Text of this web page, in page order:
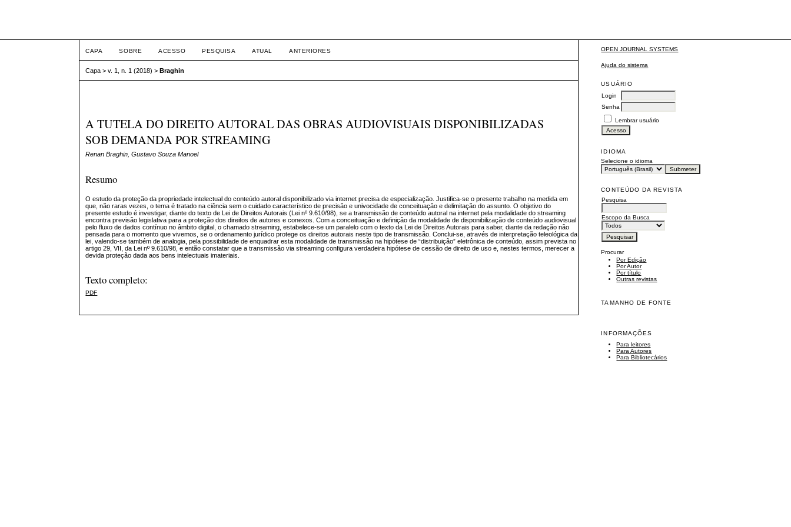
OPEN JOURNAL SYSTEMS
Ajuda do sistema
USUÁRIO
Login
Senha
Lembrar usuário
IDIOMA
Selecione o idioma
CONTEÚDO DA REVISTA
Pesquisa
Escopo da Busca
Procurar
Por Edição
Por Autor
Por título
Outras revistas
TAMANHO DE FONTE
INFORMAÇÕES
Para leitores
Para Autores
Para Bibliotecários
CAPA SOBRE ACESSO PESQUISA ATUAL ANTERIORES
Capa >v. 1, n. 1 (2018) >Braghin
A TUTELA DO DIREITO AUTORAL DAS OBRAS AUDIOVISUAIS DISPONIBILIZADAS
SOB DEMANDA POR STREAMING
Renan Braghin, Gustavo Souza Manoel
Resumo
O estudo da proteção da propriedade intelectual do conteúdo autoral disponibilizado via internet precisa de especialização. Justifica-se o presente trabalho na medida em
que, não raras vezes, o tema é tratado na ciência sem o cuidado característico de precisão e univocidade de conceituação e delimitação do assunto. O objetivo do
presente estudo é investigar, diante do texto de Lei de Direitos Autorais (Lei nº 9.610/98), se a transmissão de conteúdo autoral na internet pela modalidade do streaming
encontra previsão legislativa para a proteção dos direitos de autores e conexos. Com a conceituação e definição da modalidade de disponibilização de conteúdo audiovisual
pelo fluxo de dados contínuo no âmbito digital, o chamado streaming, estabelece-se um paralelo com o texto da Lei de Direitos Autorais para saber, diante da redação não
pensada para o momento que vivemos, se o ordenamento jurídico protege os direitos autorais neste tipo de transmissão. Conclui-se, através de interpretação teleológica da
lei, valendo-se também de analogia, pela possibilidade de enquadrar esta modalidade de transmissão na hipótese de “distribuição” eletrônica de conteúdo, assim prevista no
artigo 29, VII, da Lei nº 9.610/98, e então constatar que a transmissão via streaming configura verdadeira hipótese de cessão de direito de uso e, nestes termos, merecer a
devida proteção dada aos bens intelectuais imateriais.
Texto completo:
PDF